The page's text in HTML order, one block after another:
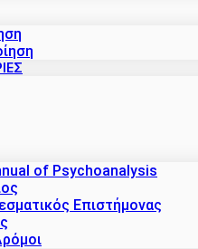
of Psychoanalysis
Επιστήμονας